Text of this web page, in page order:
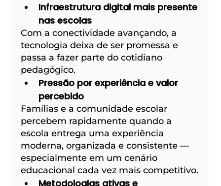
Infraestrutura digital mais presente
nas escolas
Com a conectividade avançando, a
tecnologia deixa de ser promessa e
passa a fazer parte do cotidiano
pedagógico.
Pressão por experiência e valor
percebido
Famílias e a comunidade escolar
percebem rapidamente quando a
escola entrega uma experiência
moderna, organizada e consistente —
especialmente em um cenário
educacional cada vez mais competitivo.
Metodologias ativas e